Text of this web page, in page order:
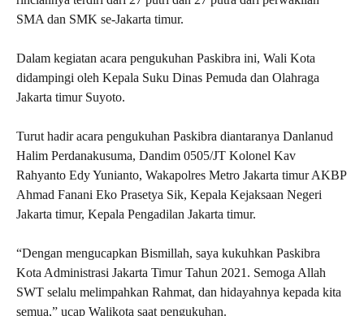
SMA dan SMK se-Jakarta timur.
Dalam kegiatan acara pengukuhan Paskibra ini, Wali Kota
didampingi oleh Kepala Suku Dinas Pemuda dan Olahraga
Jakarta timur Suyoto.
Turut hadir acara pengukuhan Paskibra diantaranya Danlanud
Halim Perdanakusuma, Dandim 0505/JT Kolonel Kav
Rahyanto Edy Yunianto, Wakapolres Metro Jakarta timur AKBP
Ahmad Fanani Eko Prasetya Sik, Kepala Kejaksaan Negeri
Jakarta timur, Kepala Pengadilan Jakarta timur.
“Dengan mengucapkan Bismillah, saya kukuhkan Paskibra
Kota Administrasi Jakarta Timur Tahun 2021. Semoga Allah
SWT selalu melimpahkan Rahmat, dan hidayahnya kepada kita
semua,” ucap Walikota saat pengukuhan.